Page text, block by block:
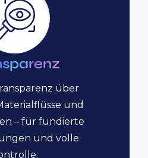
über
und
– für fundierte
und volle